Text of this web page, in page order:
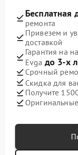
Бесплатная
ремонта
Привезем и
доставкой
Гарантия на
Evga до 3-х
Срочный
Скидка для
Получите